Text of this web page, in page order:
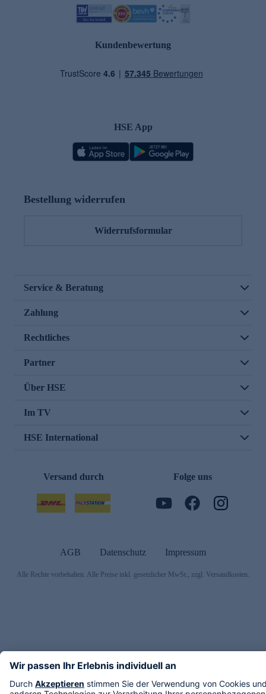
Kundenbewertung
HSE App
Bestellung widerrufen
Widerrufsformular
Service & Beratung
Zahlung
Rechtliches
Partner
Über HSE
Im TV
HSE International
Versand durch Folge uns
AGB Datenschutz Impressum
Alle Rechte vorbehalten. Alle Preise inkl. gesetzlicher MwSt., zzgl. Versandkosten.